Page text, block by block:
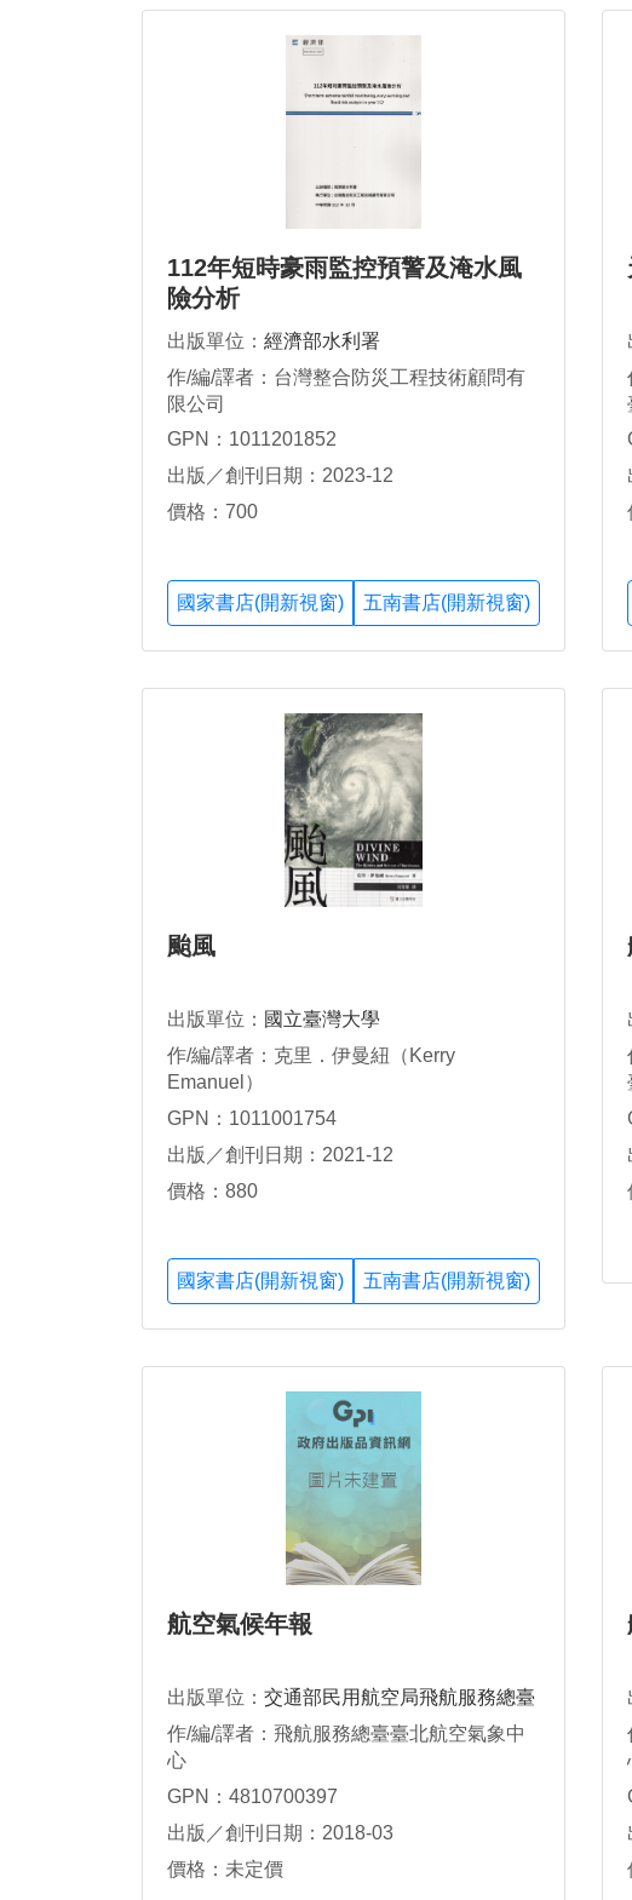
112年短時豪雨監控預警及淹水風
險分析
出版單位： 經濟部水利署
作/編/譯者：台灣整合防災工程技術顧問有
限公司
GPN：1011201852
出版／創刊日期：2023-12
價格：700
國家書店(開新視窗) 五南書店(開新視窗)
颱風
出版單位： 國立臺灣大學
作/編/譯者：克里．伊曼紐（Kerry
Emanuel）
GPN：1011001754
出版／創刊日期：2021-12
價格：880
國家書店(開新視窗) 五南書店(開新視窗)
航空氣候年報
出版單位： 交通部民用航空局飛航服務總臺
作/編/譯者：飛航服務總臺臺北航空氣象中
心
GPN：4810700397
出版／創刊日期：2018-03
價格：未定價